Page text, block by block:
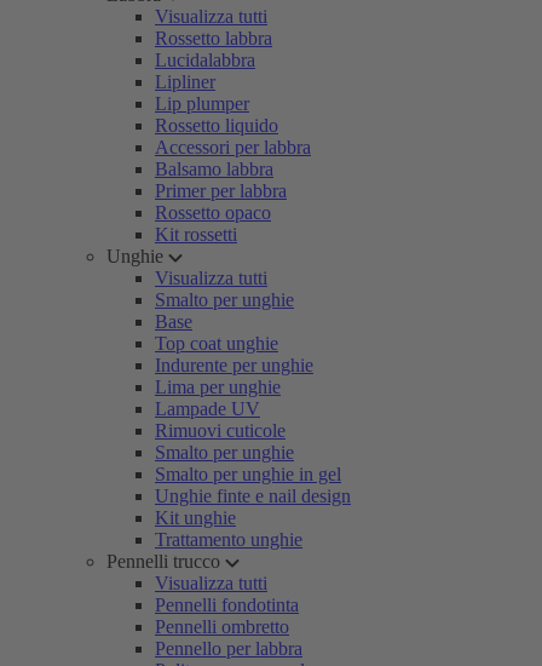
Visualizza tutti
Rossetto labbra
Lucidalabbra
Lipliner
Lip plumper
Rossetto liquido
Accessori per labbra
Balsamo labbra
Primer per labbra
Rossetto opaco
Kit rossetti
Unghie
Visualizza tutti
Smalto per unghie
Base
Top coat unghie
Indurente per unghie
Lima per unghie
Lampade UV
Rimuovi cuticole
Smalto per unghie
Smalto per unghie in gel
Unghie finte e nail design
Kit unghie
Trattamento unghie
Pennelli trucco
Visualizza tutti
Pennelli fondotinta
Pennelli ombretto
Pennello per labbra